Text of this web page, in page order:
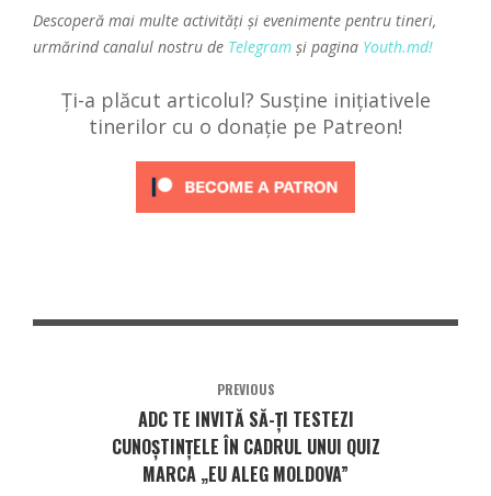
Descoperă mai multe activități și evenimente pentru tineri,
urmărind canalul nostru de Telegram și pagina Youth.md!
Ți-a plăcut articolul? Susține inițiativele
tinerilor cu o donație pe Patreon!
PREVIOUS
ADC TE INVITĂ SĂ-ȚI TESTEZI
CUNOȘTINȚELE ÎN CADRUL UNUI QUIZ
MARCA „EU ALEG MOLDOVA”